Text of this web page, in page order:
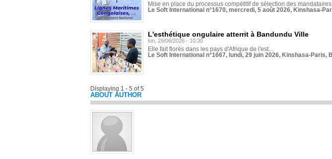
Mise en place du processus compétitif de sélection des
Le Soft International n°1670, mercredi, 5 août 2026, Kinshasa-
L'esthétique ongulaire atterrit à Bandundu Ville
lun, 29/06/2026 - 10:30
Elle fait florès dans les pays d'Afrique de l'est...
Le Soft International n°1667, lundi, 29 juin 2026, Kinshasa-Paris,
Displaying 1 - 5 of 5
ABOUT AUTHOR